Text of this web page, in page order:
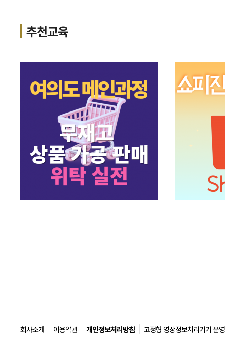
추천교육
회사소개 이용약관 개인정보처리방침 고정형 영상정보처리기기 운